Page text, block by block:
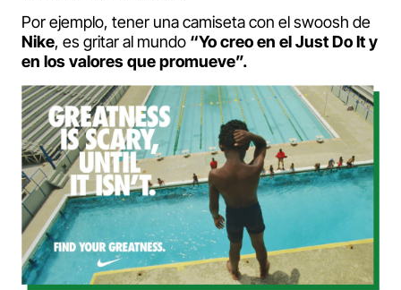
Por ejemplo, tener una camiseta con el swoosh de
Nike, es gritar al mundo “Yo creo en el Just Do It y
en los valores que promueve”.